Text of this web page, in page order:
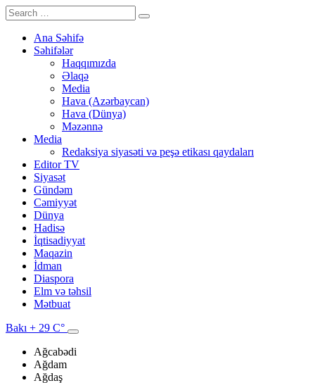
Ana Səhifə
Səhifələr
Haqqımızda
Əlaqə
Media
Hava (Azərbaycan)
Hava (Dünya)
Məzənnə
Media
Redaksiya siyasəti və peşə etikası qaydaları
Editor TV
Siyasət
Gündəm
Cəmiyyət
Dünya
Hadisə
İqtisadiyyat
Maqazin
İdman
Diaspora
Elm və təhsil
Mətbuat
Bakı + 29 C°
Ağcabədi
Ağdam
Ağdaş